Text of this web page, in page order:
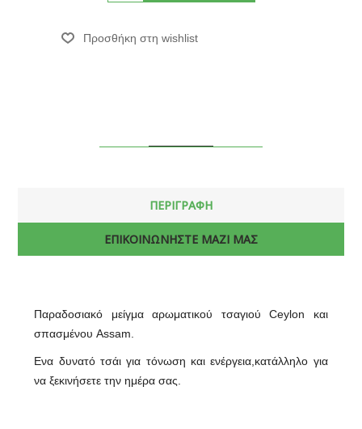
ΠΕΡΙΓΡΑΦΗ
ΕΠΙΚΟΙΝΩΝΗΣΤΕ ΜΑΖΙ ΜΑΣ
Παραδοσιακό μείγμα αρωματικού τσαγιού Ceylon και
σπασμένου Assam.
Ενα δυνατό τσάι για τόνωση και ενέργεια,κατάλληλο για
να ξεκινήσετε την ημέρα σας.